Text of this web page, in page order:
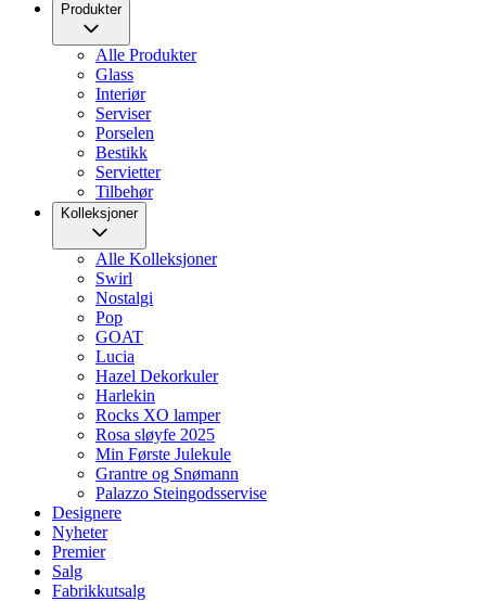
Produkter
Alle Produkter
Glass
Interiør
Serviser
Porselen
Bestikk
Servietter
Tilbehør
Kolleksjoner
Alle Kolleksjoner
Swirl
Nostalgi
Pop
GOAT
Lucia
Hazel Dekorkuler
Harlekin
Rocks XO lamper
Rosa sløyfe 2025
Min Første Julekule
Grantre og Snømann
Palazzo Steingodsservise
Designere
Nyheter
Premier
Salg
Fabrikkutsalg